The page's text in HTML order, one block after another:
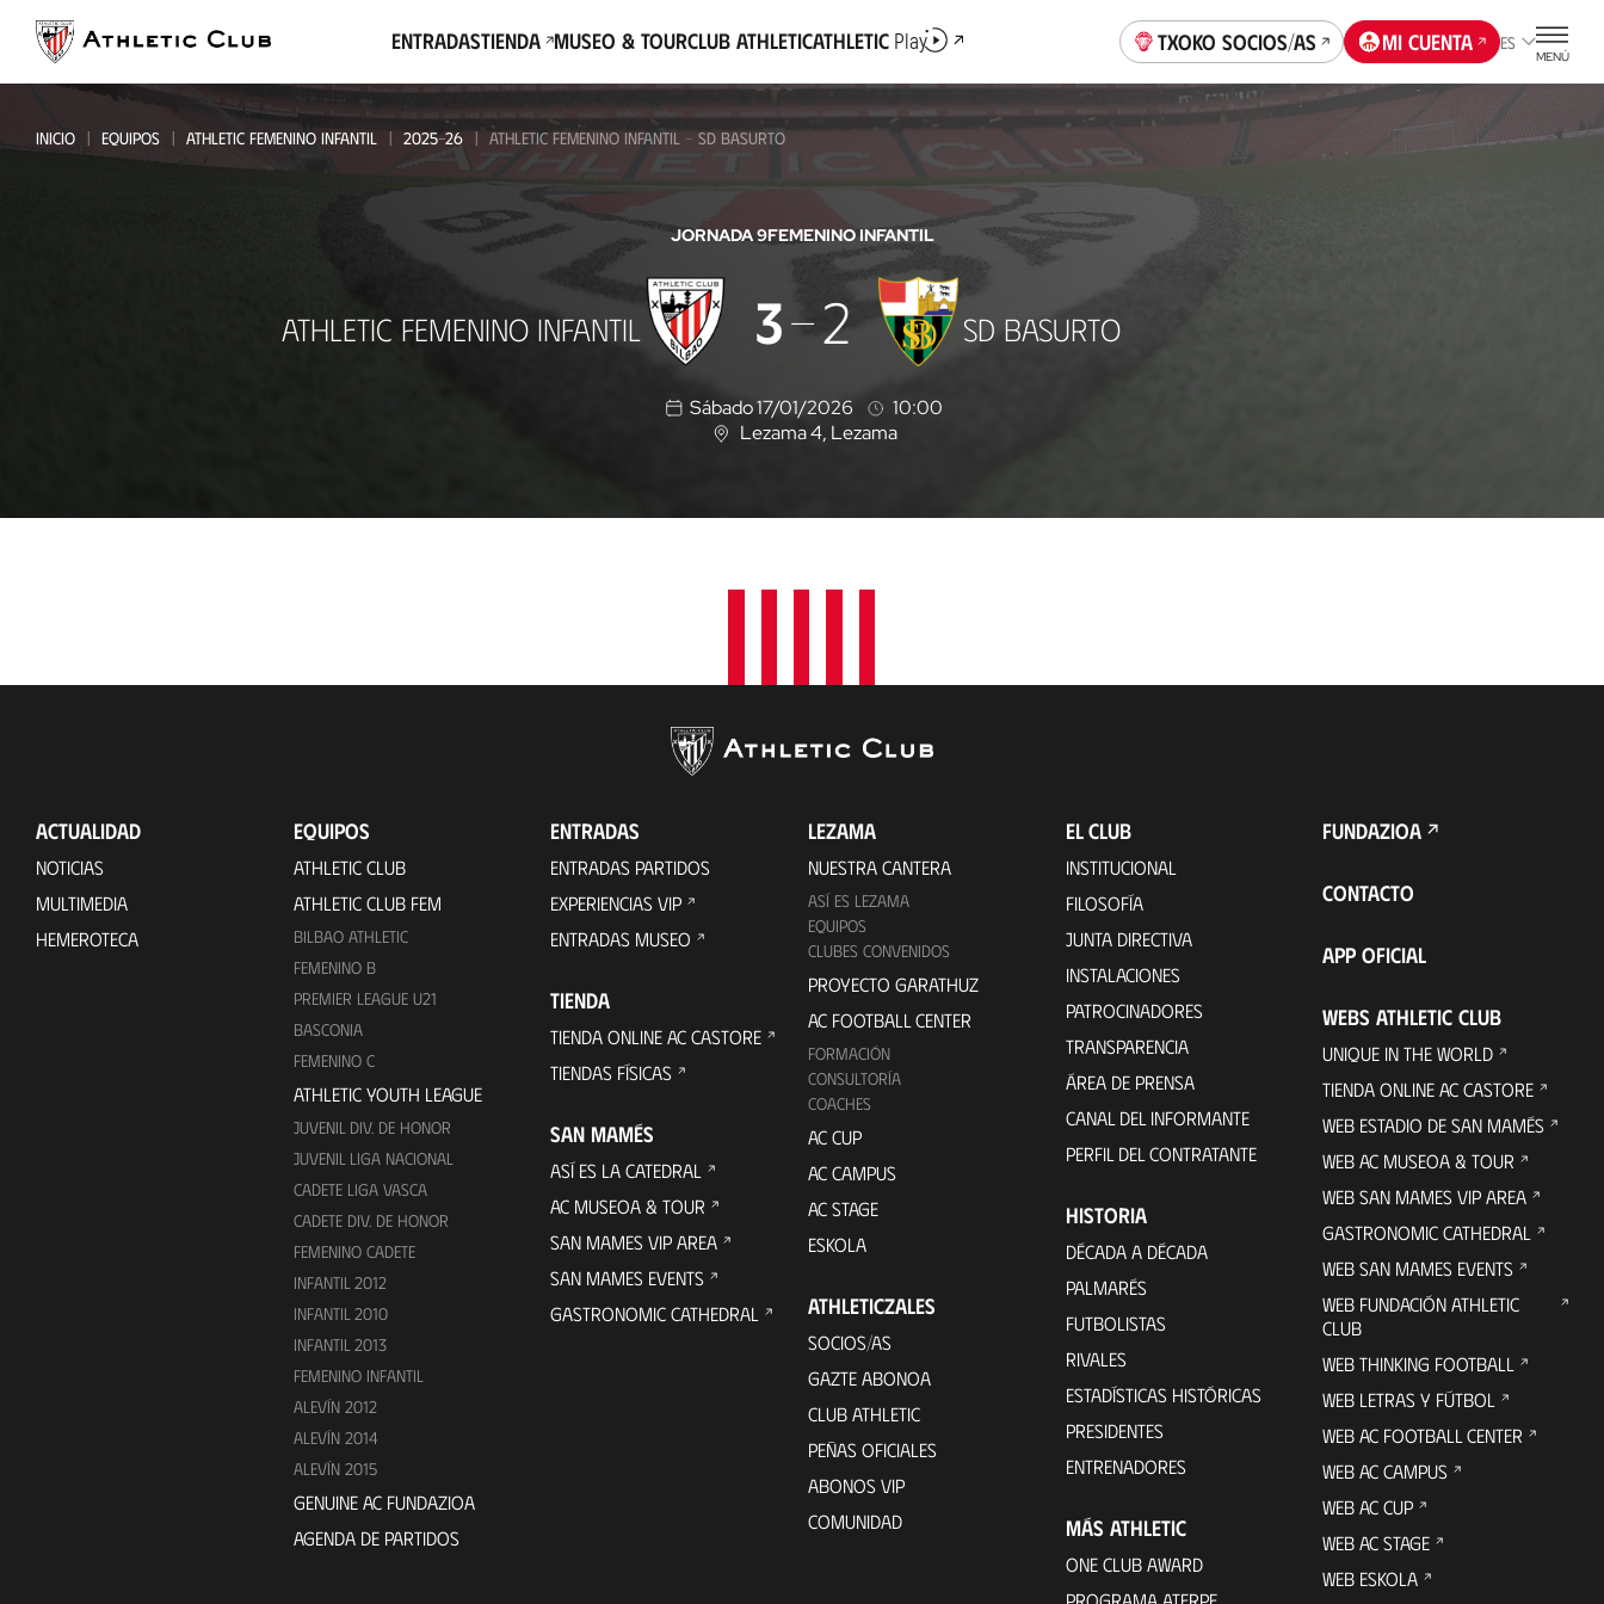
contenido
principal
EntradasTienda Museo & TourClub AthleticAthletic Play Txoko socios/as Mi cuenta ES
MENÚ
INICIO EQUIPOS ATHLETIC FEMENINO INFANTIL 2025-26 ATHLETIC FEMENINO INFANTIL - SD BASURTO
JORNADA 9FEMENINO INFANTIL
ATHLETIC FEMENINO INFANTIL 3 2 SD BASURTO
Sábado 17/01/2026
10:00
U
c
i
Lezama 4, Lezama
ACTUALIDAD
NOTICIAS
MULTIMEDIA
HEMEROTECA
EQUIPOS
ATHLETIC CLUB
ATHLETIC CLUB FEM
BILBAO ATHLETIC
FEMENINO B
PREMIER LEAGUE U21
BASCONIA
FEMENINO C
ATHLETIC YOUTH LEAGUE
JUVENIL DIV. DE HONOR
JUVENIL LIGA NACIONAL
CADETE LIGA VASCA
CADETE DIV. DE HONOR
FEMENINO CADETE
INFANTIL 2012
INFANTIL 2010
INFANTIL 2013
FEMENINO INFANTIL
ALEVÍN 2012
ALEVÍN 2014
ALEVÍN 2015
GENUINE AC FUNDAZIOA
AGENDA DE PARTIDOS
ENTRADAS
ENTRADAS PARTIDOS
EXPERIENCIAS VIP
ENTRADAS MUSEO
TIENDA
TIENDA ONLINE AC CASTORE
TIENDAS FÍSICAS
SAN MAMÉS
ASÍ ES LA CATEDRAL
AC MUSEOA & TOUR
SAN MAMES VIP AREA
SAN MAMES EVENTS
GASTRONOMIC CATHEDRAL
LEZAMA
NUESTRA CANTERA
ASÍ ES LEZAMA
EQUIPOS
CLUBES CONVENIDOS
PROYECTO GARATHUZ
AC FOOTBALL CENTER
FORMACIÓN
CONSULTORÍA
COACHES
AC CUP
AC CAMPUS
AC STAGE
ESKOLA
ATHLETICZALES
SOCIOS/AS
GAZTE ABONOA
CLUB ATHLETIC
PEÑAS OFICIALES
ABONOS VIP
COMUNIDAD
EL CLUB
INSTITUCIONAL
FILOSOFÍA
JUNTA DIRECTIVA
INSTALACIONES
PATROCINADORES
TRANSPARENCIA
ÁREA DE PRENSA
CANAL DEL INFORMANTE
PERFIL DEL CONTRATANTE
HISTORIA
DÉCADA A DÉCADA
PALMARÉS
FUTBOLISTAS
RIVALES
ESTADÍSTICAS HISTÓRICAS
PRESIDENTES
ENTRENADORES
MÁS ATHLETIC
ONE CLUB AWARD
FUNDAZIOA
CONTACTO
APP OFICIAL
WEBS ATHLETIC CLUB
UNIQUE IN THE WORLD
TIENDA ONLINE AC CASTORE
WEB ESTADIO DE SAN MAMÉS
WEB AC MUSEOA & TOUR
WEB SAN MAMES VIP AREA
GASTRONOMIC CATHEDRAL
WEB SAN MAMES EVENTS
WEB FUNDACIÓN ATHLETIC
CLUB
WEB THINKING FOOTBALL
WEB LETRAS Y FÚTBOL
WEB AC FOOTBALL CENTER
WEB AC CAMPUS
WEB AC CUP
WEB AC STAGE
WEB ESKOLA